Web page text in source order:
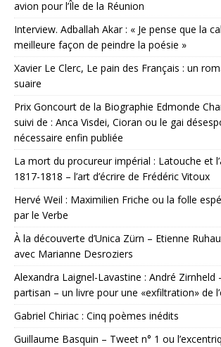
avion pour l’Île de la Réunion
Interview. Adballah Akar : « Je pense que la
meilleure façon de peindre la poésie »
Xavier Le Clerc, Le pain des Français : un
suaire
Prix Goncourt de la Biographie Edmonde
suivi de : Anca Visdei, Cioran ou le gai
nécessaire enfin publiée
La mort du procureur impérial : Latouche et
1817-1818 – l’art d’écrire de Frédéric Vitoux
Hervé Weil : Maximilien Friche ou la folle
par le Verbe
À la découverte d’Unica Zürn – Etienne
avec Marianne Desroziers
Alexandra Laignel-Lavastine : André Zirnheld
partisan – un livre pour une «exfiltration» de
Gabriel Chiriac : Cinq poèmes inédits
Guillaume Basquin – Tweet n° 1 ou